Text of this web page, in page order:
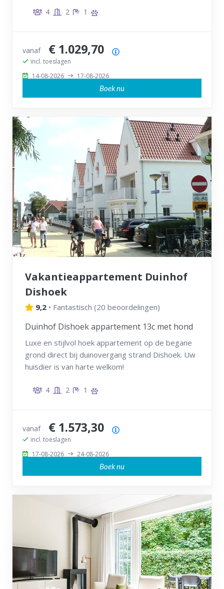
duinovergang en slechts enkele minuten van
4 2 1
vanaf € 1.029,70
incl. toeslagen
14-08-2026
17-08-2026
Boek nu
Vakantieappartement Duinhof
Dishoek
9,2 • Fantastisch (20 beoordelingen)
Duinhof Dishoek appartement 13c met hond
Luxe en stijlvol hoek appartement op de begane
grond direct bij duinovergang strand Dishoek. Uw
huisdier is van harte welkom!
4 2 1
vanaf € 1.573,30
incl. toeslagen
17-08-2026
24-08-2026
Boek nu